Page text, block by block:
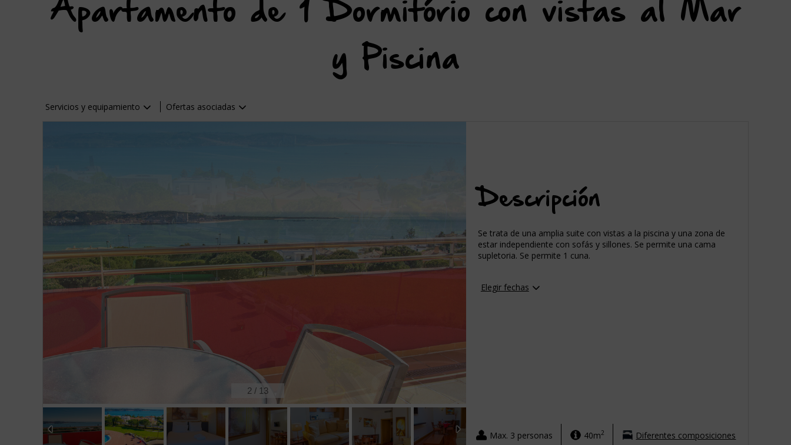
Apartamento de 1 Dormitório con vistas al Mar
y Piscina
Servicios y equipamiento Ofertas asociadas
2 / 13
Max. 3 personas 40m2 Diferentes composiciones
Descripción
Se trata de una amplia suite con vistas a la piscina y una zona de
estar independiente con sofás y sillones. Se permite una cama
supletoria. Se permite 1 cuna.
Elegir fechas